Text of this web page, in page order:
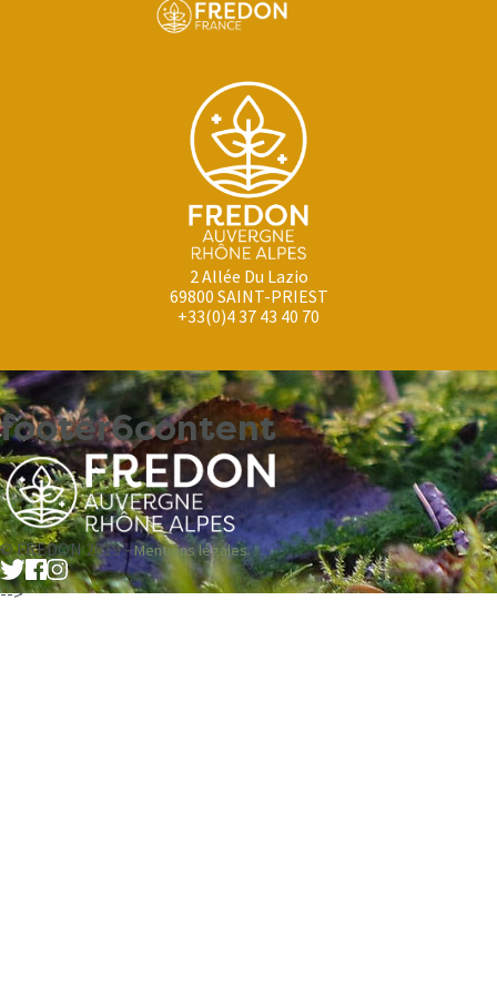
2 Allée Du Lazio
69800 SAINT-PRIEST
+33(0)4 37 43 40 70
footer6content
© FREDON 2019 -Mentions légales
-->